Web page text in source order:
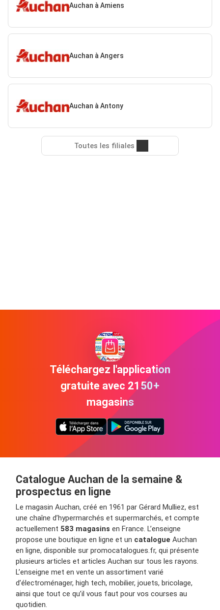
Auchan à Amiens
Auchan à Angers
Auchan à Antony
Toutes les filiales
Téléchargez l'application
gratuite avec 2150+
magasins
Catalogue Auchan de la semaine &
prospectus en ligne
Le magasin Auchan, créé en 1961 par Gérard Mulliez, est
une chaîne d’hypermarchés et supermarchés, et compte
actuellement 583 magasins en France. L’enseigne
propose une boutique en ligne et un catalogue Auchan
en ligne, disponible sur promocatalogues.fr, qui présente
plusieurs articles et articles Auchan sur tous les rayons.
L’enseigne met en vente un assortiment varié
d’électroménager, high tech, mobilier, jouets, bricolage,
ainsi que tout ce qu’il vous faut pour vos courses au
quotidien.